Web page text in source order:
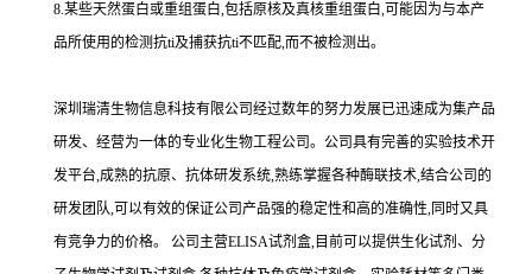
8.某些天然蛋白或重组蛋白,包括原核及真核重组蛋白,可能因为与本产
品所使用的检测抗ti及捕获抗ti不匹配,而不被检测出。
深圳瑞清生物信息科技有限公司经过数年的努力发展已迅速成为集产品
研发、经营为一体的专业化生物工程公司。公司具有完善的实验技术开
发平台,成熟的抗原、抗体研发系统,熟练掌握各种酶联技术,结合公司的
研发团队,可以有效的保证公司产品强的稳定性和高的准确性,同时又具
有竞争力的价格。
公司主营ELISA试剂盒,目前可以提供生化试剂、分